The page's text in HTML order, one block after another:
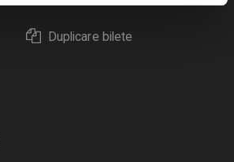
Duplicare bilete